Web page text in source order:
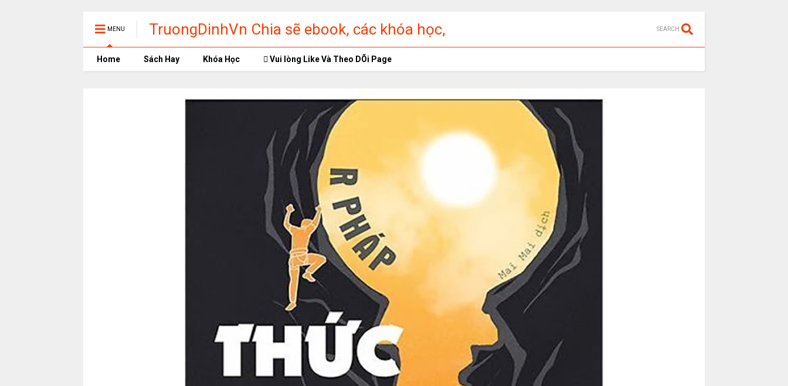
MENU
TruongDinhVn Chia sẽ ebook, các khóa học,
phần mềm học tập miễn phí
SEARCH
Home Sách Hay Khóa Học Vui lòng Like Và Theo DÕi Page